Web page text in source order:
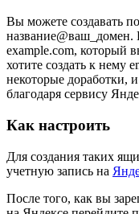
Вы можете создавать
название@ваш_домен.
example.com, который
хотите создать к нему
некоторые доработки,
благодаря сервису
Как настроить
Для создания таких
учетную запись на
После того, как вы